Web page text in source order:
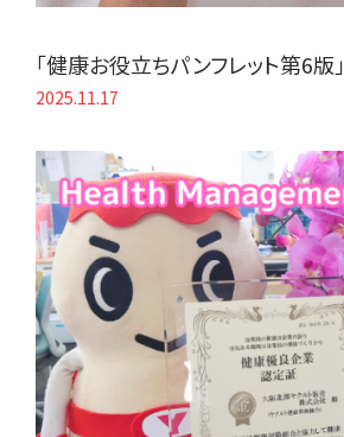
「健康お役立ちパンフレット第6版」
2025.11.17